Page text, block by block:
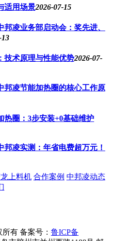
适用场景2026-07-15
凌业务部启动会：奖先进、
13
技术原理与性能优势2026-07-
邦凌节能加热圈的核心工作原
热圈：3步安装+0基础维护
凌实测：年省电费超万元！
上料机 合作案例 中邦凌动态
所有 备案号： 鲁ICP备